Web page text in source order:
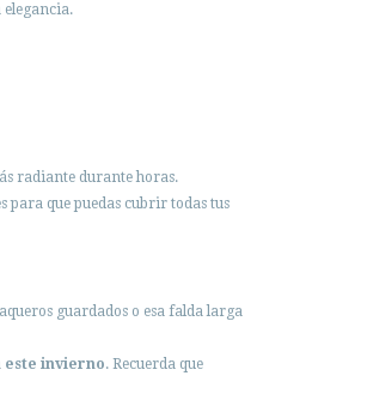
radiante durante horas.
que puedas cubrir todas tus
guardados o esa falda larga
este invierno. Recuerda que